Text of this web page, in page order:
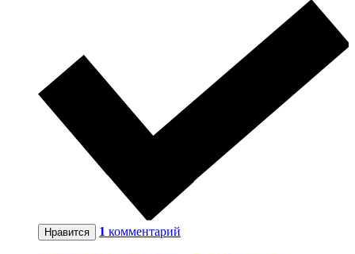
Нравится 1 комментарий